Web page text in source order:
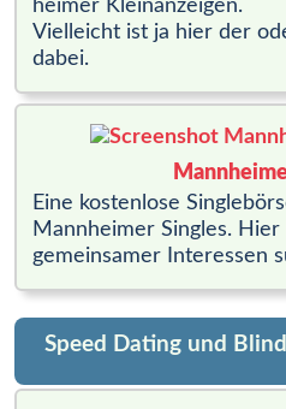
heimer Klein­anzeigen.
Vielleicht ist ja hier der
dabei.
Eine kostenlose
Mannheimer Singles.
gemeinsamer Interessen
Speed Dating und